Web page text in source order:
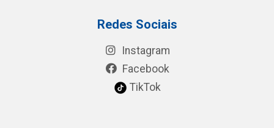
Redes Sociais
Instagram
Facebook
TikTok